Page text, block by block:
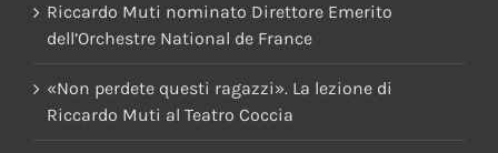
Riccardo Muti nominato Direttore Emerito
dell’Orchestre National de France
«Non perdete questi ragazzi». La lezione di
Riccardo Muti al Teatro Coccia